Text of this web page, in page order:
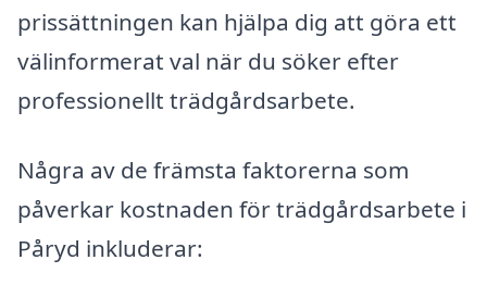
prissättningen kan hjälpa dig att göra ett
välinformerat val när du söker efter
professionellt trädgårdsarbete.
Några av de främsta faktorerna som
påverkar kostnaden för trädgårdsarbete i
Påryd inkluderar: